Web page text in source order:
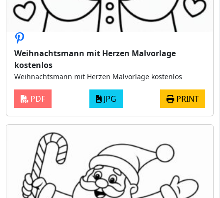
Weihnachtsmann mit Herzen Malvorlage
kostenlos
Weihnachtsmann mit Herzen Malvorlage kostenlos
PDF JPG PRINT